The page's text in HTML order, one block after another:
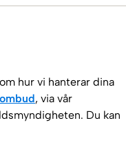
hur vi hanterar dina
, via vår
Du kan